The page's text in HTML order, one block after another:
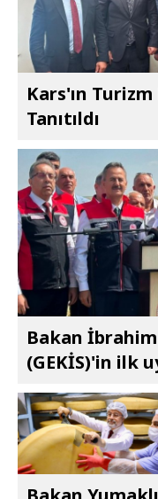
Kars'ın
Tanıtıldı
Bakan
(GEKİS)'in ilk